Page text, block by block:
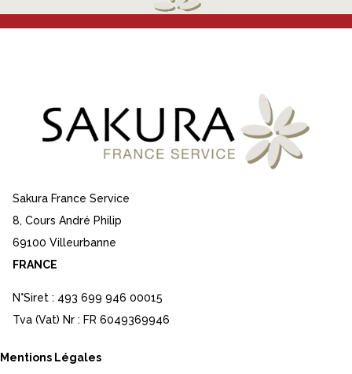
Sakura France Service
8, Cours André Philip
69100 Villeurbanne
FRANCE
N°Siret : 493 699 946 00015
Tva (Vat) Nr : FR 6049369946
Mentions Légales